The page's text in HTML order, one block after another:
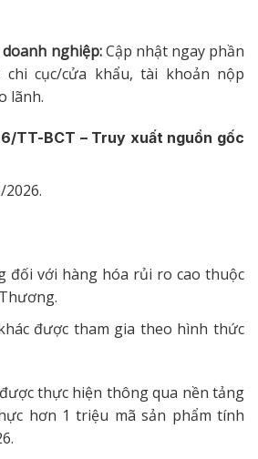
nghiệp:Cập nhật ngay phần
chi cục/cửa khẩu, tài khoản nộp
lãnh.
TT-BCT – Truy xuất nguồn gốc
đối với hàng hóa rủi ro cao thuộc
được tham gia theo hình thức
thực hiện thông qua nền tảng
hơn 1 triệu mã sản phẩm tính